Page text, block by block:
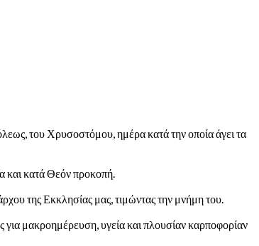
του Χρυσοστόμου, ημέρα κατά την οποία άγει τα
και κατά Θεόν προκοπή.
της Εκκλησίας μας, τιμώντας την μνήμη του.
για μακροημέρευση, υγεία και πλουσίαν καρποφορίαν